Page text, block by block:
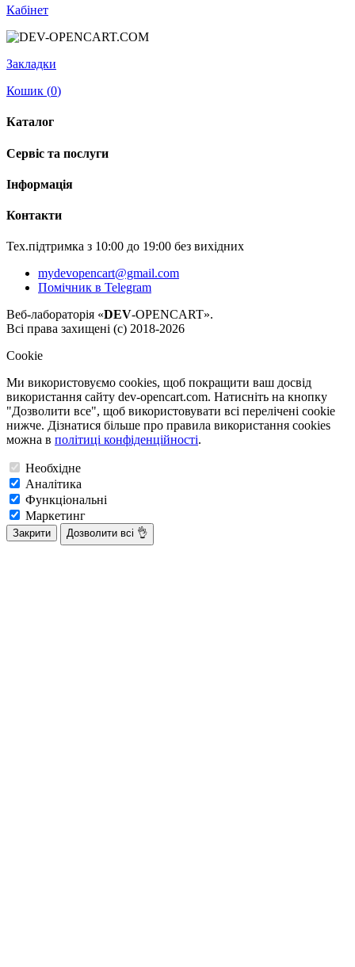
Кабінет
Закладки
Кошик (0)
Каталог
Сервіс та послуги
Інформація
Контакти
Тех.підтримка з 10:00 до 19:00 без вихідних
mydevopencart@gmail.com
Помічник в Telegram
Веб-лабораторія «DEV-OPENCART».
Всі права захищені (с) 2018-2026
Cookie
Ми використовуємо cookies, щоб покращити ваш досвід
використання сайту dev-opencart.com. Натисніть на кнопку
"Дозволити все", щоб використовувати всі перелічені cookie
нижче. Дізнатися більше про правила використання cookies
можна в політиці конфіденційності.
Необхідне
Аналітика
Функціональні
Маркетинг
Закрити Дозволити всі 👌